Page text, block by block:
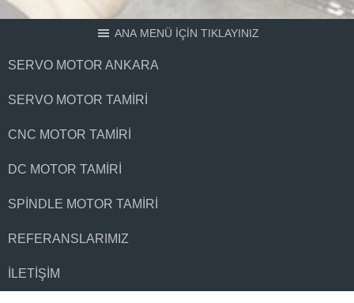
ANA MENÜ İÇİN TIKLAYINIZ
SERVO MOTOR ANKARA
SERVO MOTOR TAMIRI
CNC MOTOR TAMIRI
DC MOTOR TAMIRI
SPINDLE MOTOR TAMIRI
REFERANSLARIMIZ
İLETIŞIM